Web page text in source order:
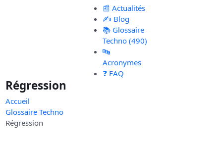
📰 Actualités
✍️ Blog
📚 Glossaire
Techno (490)
🔤
Acronymes
❓ FAQ
Régression
Accueil
Glossaire Techno
Régression